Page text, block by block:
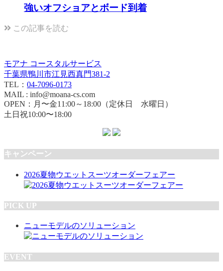
強いオフショアとボード到着
この記事を読む
モアナ コースタルサービス
千葉県鴨川市江見西真門381-2
TEL： 04-7096-0173
MAIL : info@moana-cs.com
OPEN：月〜金11:00～18:00（定休日 水曜日）
土日祝10:00〜18:00
キャンペーン
2026夏物ウエットスーツオーダーフェアー
PICK UP
ニューモデルのソリューション
EVENT